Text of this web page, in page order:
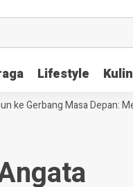
Lifestyle
Gerbang Masa Depan: